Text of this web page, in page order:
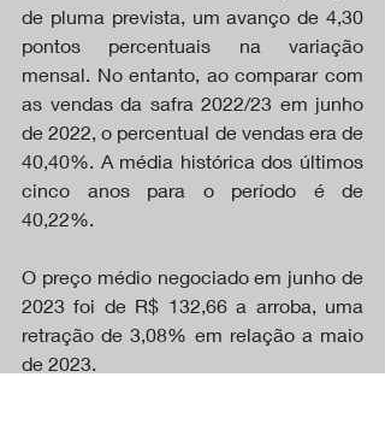
de pluma prevista, um avanço de 4,30
pontos percentuais na variação
mensal. No entanto, ao comparar com
as vendas da safra 2022/23 em junho
de 2022, o percentual de vendas era de
40,40%. A média histórica dos últimos
cinco anos para o período é de
40,22%.
O preço médio negociado em junho de
2023 foi de R$ 132,66 a arroba, uma
retração de 3,08% em relação a maio
de 2023.